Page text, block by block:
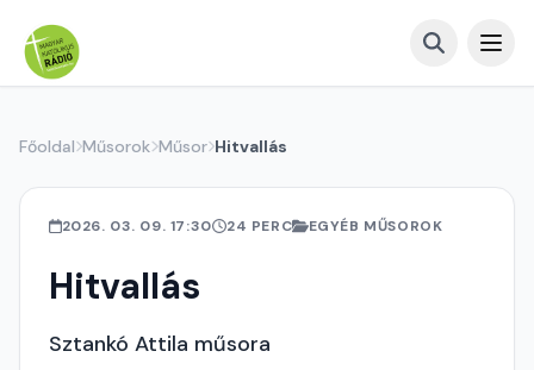
Főoldal Műsorok Műsor Hitvallás
2026. 03. 09. 17:30 24 PERC EGYÉB MŰSOROK
Hitvallás
Sztankó Attila műsora